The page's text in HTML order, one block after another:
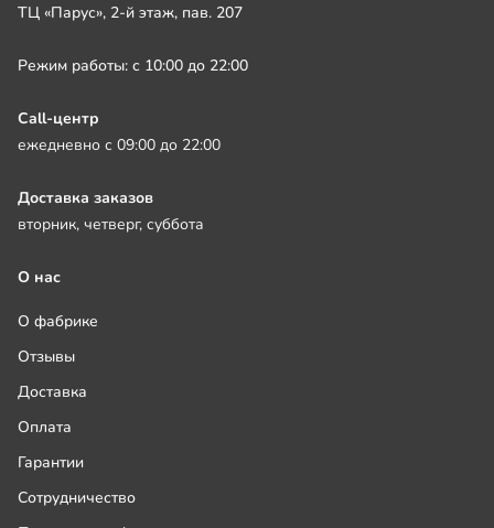
ТЦ «Парус», 2-й этаж, пав. 207
Режим работы: с 10:00 до 22:00
Call-центр
ежедневно с 09:00 до 22:00
Доставка заказов
вторник, четверг, суббота
О нас
О фабрике
Отзывы
Доставка
Оплата
Гарантии
Сотрудничество